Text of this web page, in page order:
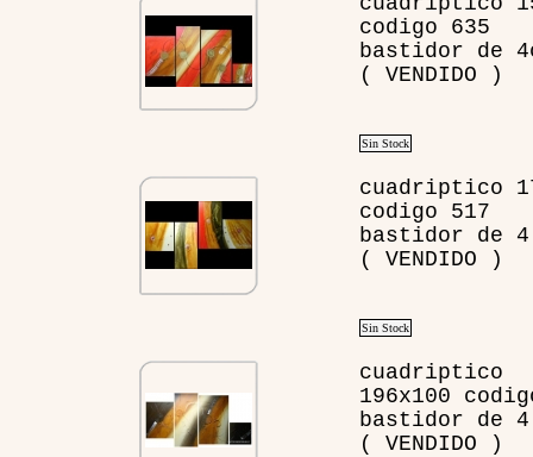
codigo 635
bastidor de
( VENDIDO )
Sin Stock
cuadriptico
codigo 517
bastidor de 4
( VENDIDO )
Sin Stock
cuadriptico
196x100
bastidor de 4
( VENDIDO )